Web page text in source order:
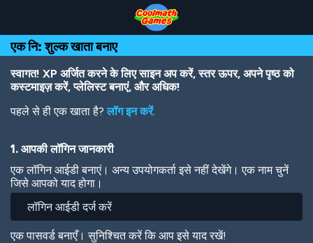
Top
of
Page
Navigation
Main
Content
Footer
main
content
एक नि: शुल्क खाता बनाए
स्वागत! XP अर्जित करने के लिए साइन अप करें, स्तर ऊपर, अपने पृष्ठ को
कस्टमाइज़ करें, प्लेलिस्ट बनाएं, और अधिक!
पहले से ही एक खाता है?लॉग इन करें.
1. आपकी लॉगिन जानकारी
एक लॉगिन आईडी बनाएं। अन्य उपयोगकर्ता इसे नहीं देखेंगे। एक नाम चुनें
जिसे आपको याद होगा।
एक पासवर्ड बनाएँ। सुनिश्चित करें कि आप इसे याद रखें!